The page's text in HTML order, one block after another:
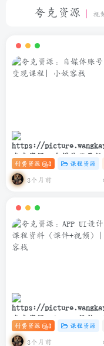
夸克资源 视
夸克资源：自媒体账号运
现课程
付费资源 3 课程资源
3个月前
夸克资源：APP UI设计入
程资料（课件+视频）
付费资源 3 课程资源
3个月前